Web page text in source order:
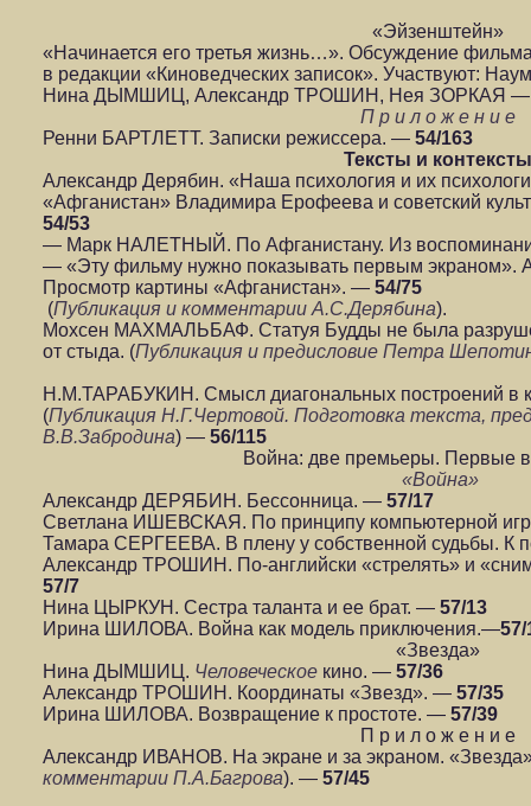
«Эйзенштейн»
«Начинается его третья жизнь…». Обсуждение
в редакции «Киноведческих записок». Участвуют:
Нина ДЫМШИЦ, Александр ТРОШИН, Нея ЗОРКАЯ
П р и л о ж е н и е
Ренни БАРТЛЕТТ. Записки режиссера. — 54/163
Тексты и контексты
Александр Дерябин. «Наша психология и их
«Афганистан» Владимира Ерофеева и советский
54/53
— Марк НАЛЕТНЫЙ. По Афганистану. Из
— «Эту фильму нужно показывать первым экраном».
Просмотр картины «Афганистан». — 54/75
(Публикация и комментарии А.С.Дерябина).
Мохсен МАХМАЛЬБАФ. Статуя Будды не была
от стыда. (Публикация и предисловие Петра
Н.М.ТАРАБУКИН. Смысл диагональных построений в
(Публикация Н.Г.Чертовой. Подготовка текста,
В.В.Забродина) — 56/115
Война: две премьеры. Первые
«Война»
Александр ДЕРЯБИН. Бессонница. — 57/17
Светлана ИШЕВСКАЯ. По принципу компьютерной
Тамара СЕРГЕЕВА. В плену у собственной судьбы. К
Александр ТРОШИН. По-английски «стрелять» и
57/7
Нина ЦЫРКУН. Сестра таланта и ее брат. — 57/13
Ирина ШИЛОВА. Война как модель приключения.—57/
«Звезда»
Нина ДЫМШИЦ. Человеческое кино. — 57/36
Александр ТРОШИН. Координаты «Звезд». — 57/35
Ирина ШИЛОВА. Возвращение к простоте. — 57/39
П р и л о ж е н и е
Александр ИВАНОВ. На экране и за экраном.
комментарии П.А.Багрова). — 57/45